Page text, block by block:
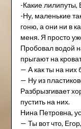
-Какие лилипуты,
-Ну, маленькие
гоню, а они ни в
меня. Я просто
Пробовал водой
прыгают на
— А как ты на них
— Ну из
Разбрызгивает
пустить на них.
Нина Петровна,
— Ты вот что,